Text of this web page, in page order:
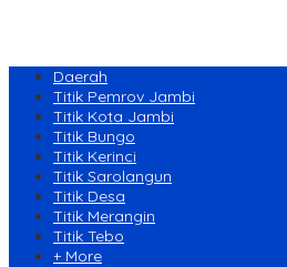
Daerah
Titik Pemrov Jambi
Titik Kota Jambi
Titik Bungo
Titik Kerinci
Titik Sarolangun
Titik Desa
Titik Merangin
Titik Tebo
+ More